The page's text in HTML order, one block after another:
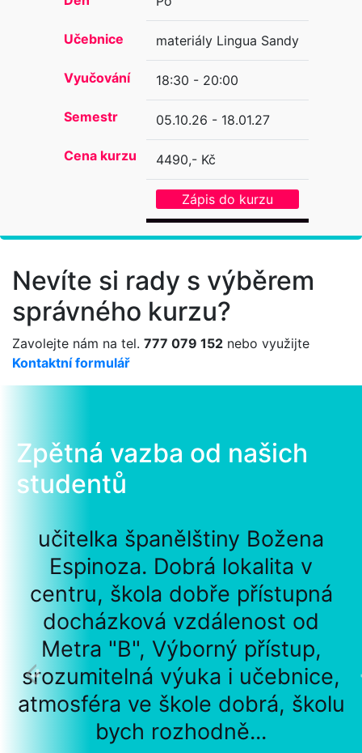
Učebnice
Vyučování
Semestr
Cena kurzu
materiály Lingua Sandy
18:30 - 20:00
05.10.26 - 18.01.27
4490,- Kč
Zápis do kurzu
Nevíte si rady s výběrem
správného kurzu?
Zavolejte nám na tel. 777 079 152 nebo využijte
Kontaktní formulář
Zpětná vazba od našich
studentů
učitelka španělštiny Božena
Espinoza. Dobrá lokalita v
centru, škola dobře přístupná
docházková vzdálenost od
Metra "B", Výborný přístup,
srozumitelná výuka i učebnice,
atmosféra ve škole dobrá, školu
bych rozhodně...